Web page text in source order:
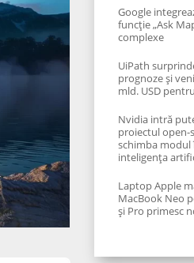
Google
funcție „Ask
complexe
UiPath
prognoze și
mld. USD
Nvidia intră
proiectul open-
schimba modul
inteligența
Laptop Apple
MacBook Neo
și Pro primesc